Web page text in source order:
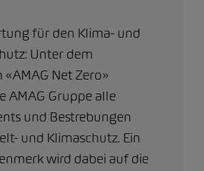
für den Klima- und
Unter dem
Net Zero»
AMAG Gruppe alle
und Bestrebungen
und Klimaschutz. Ein
wird dabei auf die